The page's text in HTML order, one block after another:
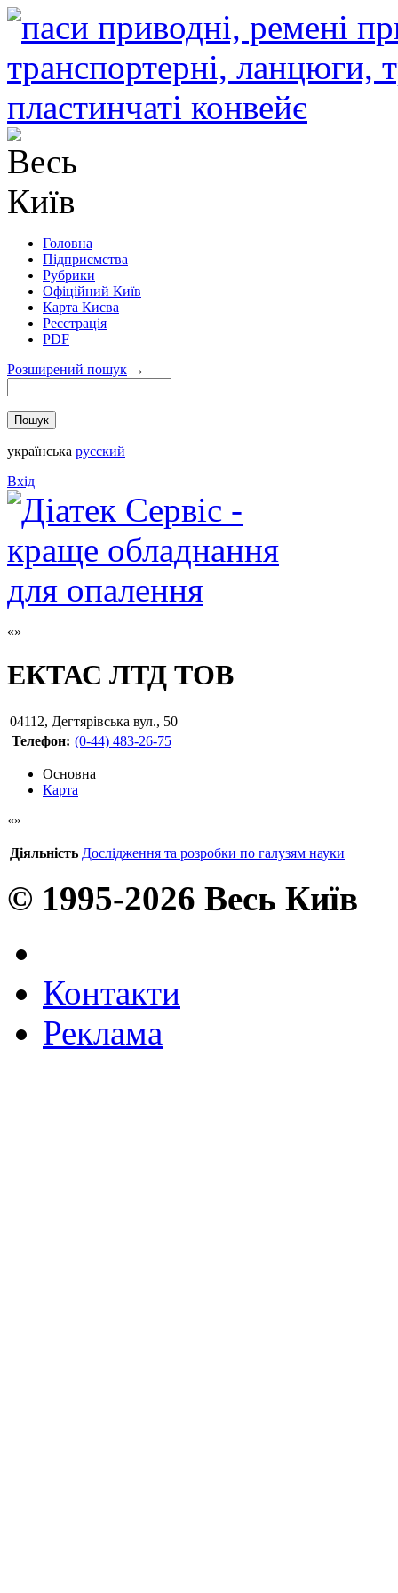
Головна
Підприємства
Рубрики
Офіційний Київ
Карта Києва
Реєстрація
PDF
Розширений пошук →
українська русский
Вхід
ЕКТАС ЛТД ТОВ
04112, Дегтярівська вул., 50
Телефон: (0-44) 483-26-75
Основна
Карта
Діяльність Дослідження та розробки по галузям науки
© 1995-2026 Весь Київ
Контакти
Реклама